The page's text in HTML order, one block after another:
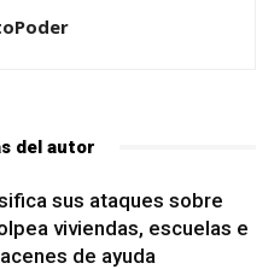
del autor
sus ataques sobre
viviendas, escuelas e
de ayuda